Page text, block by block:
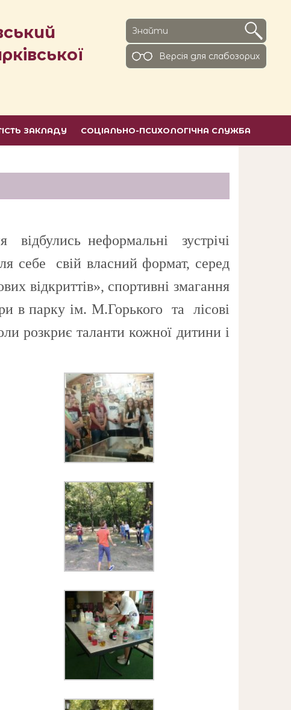
Версiя для слабозорих
ЗАКЛАДУ СОЦІАЛЬНО-ПСИХОЛОГІЧНА СЛУЖБА
відбулись неформальні зустрічі
себе свій власний формат, серед
відкриттів», спортивні змагання
в парку ім. М.Горького та лісові
розкриє таланти кожної дитини і